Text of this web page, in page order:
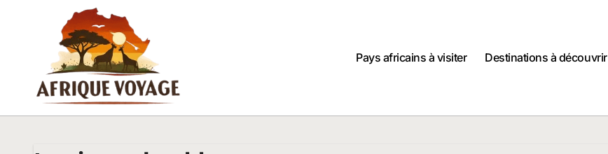
Pays africains à visiter
Destinations à découvrir